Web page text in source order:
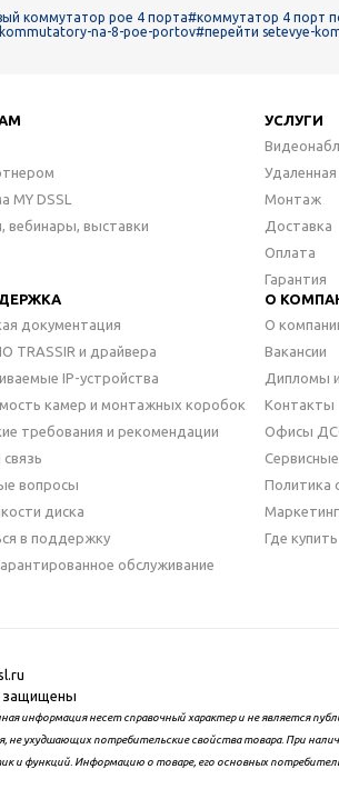
коммутатор poe 4 порта#коммутатор 4 порт
na-8-poe-portov#перейти setevye-
MY DSSL
вебинары, выставки
УСЛУГИ
Монтаж
Доставка
Оплата
Гарантия
документация
TRASSIR и драйвера
IP-устройства
камер и монтажных коробок
требования и рекомендации
вопросы
диска
в поддержку
обслуживание
О
О
Вакансии
Дипломы
Контакты
Офисы
Политика
Где купить
защищены
информация несет справочный характер и не является
не ухудшающих потребительские свойства товара. При
и функций. Информацию о товаре, его основных